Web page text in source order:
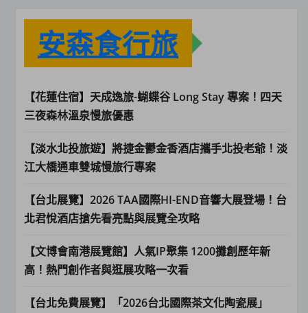
安森食行旅
【花蓮住宿】天成逸旅-蝴蝶谷 Long Stay 專案！四天
三夜森林溫泉慢旅優惠
【淡水北投旅遊】將捷金鬱金香酒店攜手北投老爺！淡
江大橋通車雙城慢旅行專案
【台北展覽】2026 TAA國際HI-END音響大展登場！台
北君悅酒店搶先看亮點與展覽全攻略
【文博會南港展覽館】人氣IP聚集 1200攤創歷年新
高！熱門創作者與逛展攻略一次看
【台北免費展覽】「2026台北國際茶文化陶瓷展」